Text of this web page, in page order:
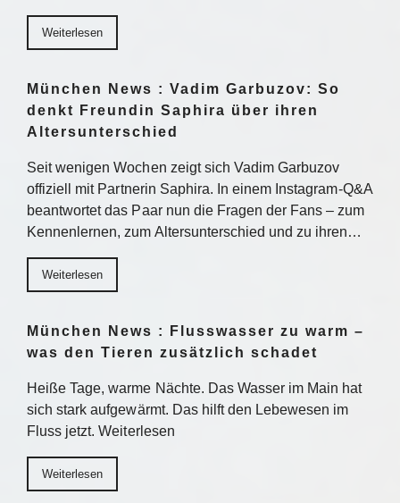
Weiterlesen
München News : Vadim Garbuzov: So
denkt Freundin Saphira über ihren
Altersunterschied
Seit wenigen Wochen zeigt sich Vadim Garbuzov
offiziell mit Partnerin Saphira. In einem Instagram-Q&A
beantwortet das Paar nun die Fragen der Fans – zum
Kennenlernen, zum Altersunterschied und zu ihren…
Weiterlesen
München News : Flusswasser zu warm –
was den Tieren zusätzlich schadet
Heiße Tage, warme Nächte. Das Wasser im Main hat
sich stark aufgewärmt. Das hilft den Lebewesen im
Fluss jetzt. Weiterlesen
Weiterlesen